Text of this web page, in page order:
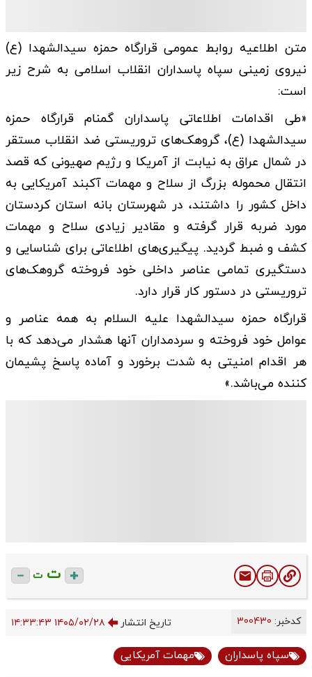
متن اطلاعیه روابط عمومی قرارگاه حمزه سیدالشهدا (ع)
نیروی زمینی سپاه پاسداران انقلاب اسلامی به شرح زیر
است:
«طی اقدامات اطلاعاتی پاسداران گمنام قرارگاه حمزه
سیدالشهدا (ع)، گروهک‌های تروریستی ضد انقلاب مستقر
در شمال عراق به نیابت از آمریکا و رژیم صهیونی که قصد
انتقال محموله بزرگ از سلاح و مهمات آکبند آمریکایی به
داخل کشور را داشتند، در شهرستان بانه استان کردستان
مورد ضربه قرار گرفته و مقادیر زیادی سلاح و مهمات
کشف و ضبط گردید. پیگیری‌های اطلاعاتی برای شناسایی و
دستگیری تمامی عناصر داخلی خود فروخته گروهک‌های
تروریستی در دستور کار قرار دارد.
قرارگاه حمزه سیدالشهدا علیه السلام به همه عناصر و
عوامل خود فروخته و سردمداران آنها هشدار می‌دهد که با
هر اقدام امنیتی به شدت برخورد و آماده پاسخ پشیمان
کننده می‌باشد.»
ت ت
کدخبر: تاریخ انتشار ۱۴۰۵/۰۲/۲۸ ۱۴:۳۳:۴۳
سپاه پاسداران مهمات آمریکایی